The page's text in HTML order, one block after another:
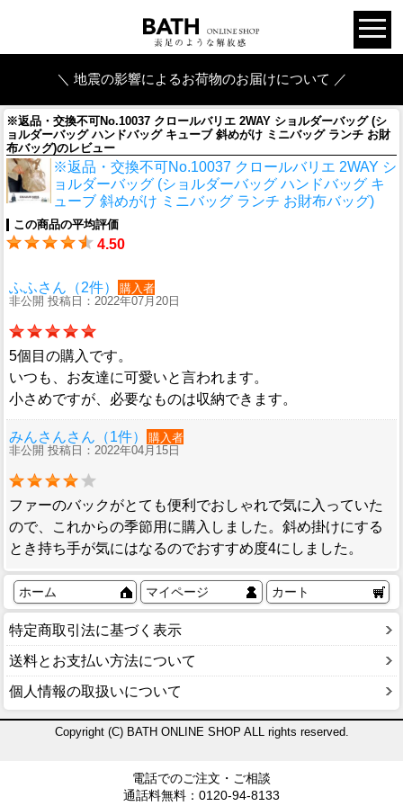
＼ 地震の影響によるお荷物のお届けについて ／
※返品・交換不可No.10037 クロールバリエ 2WAY ショルダーバッグ (シ
ョルダーバッグ ハンドバッグ キューブ 斜めがけ ミニバッグ ランチ お財
布バッグ)のレビュー
※返品・交換不可No.10037 クロールバリエ 2WAY シ
ョルダーバッグ (ショルダーバッグ ハンドバッグ キ
ューブ 斜めがけ ミニバッグ ランチ お財布バッグ)
この商品の平均評価
4.50
ふふさん（2件）
購入者
非公開 投稿日：2022年07月20日
5個目の購入です。
いつも、お友達に可愛いと言われます。
小さめですが、必要なものは収納できます。
みんさんさん（1件）
購入者
非公開 投稿日：2022年04月15日
ファーのバックがとても便利でおしゃれで気に入っていた
ので、これからの季節用に購入しました。斜め掛けにする
とき持ち手が気にはなるのでおすすめ度4にしました。
ホーム マイページ カート
特定商取引法に基づく表示
送料とお支払い方法について
個人情報の取扱いについて
Copyright (C) BATH ONLINE SHOP ALL rights reserved.
電話でのご注文・ご相談
通話料無料：0120-94-8133